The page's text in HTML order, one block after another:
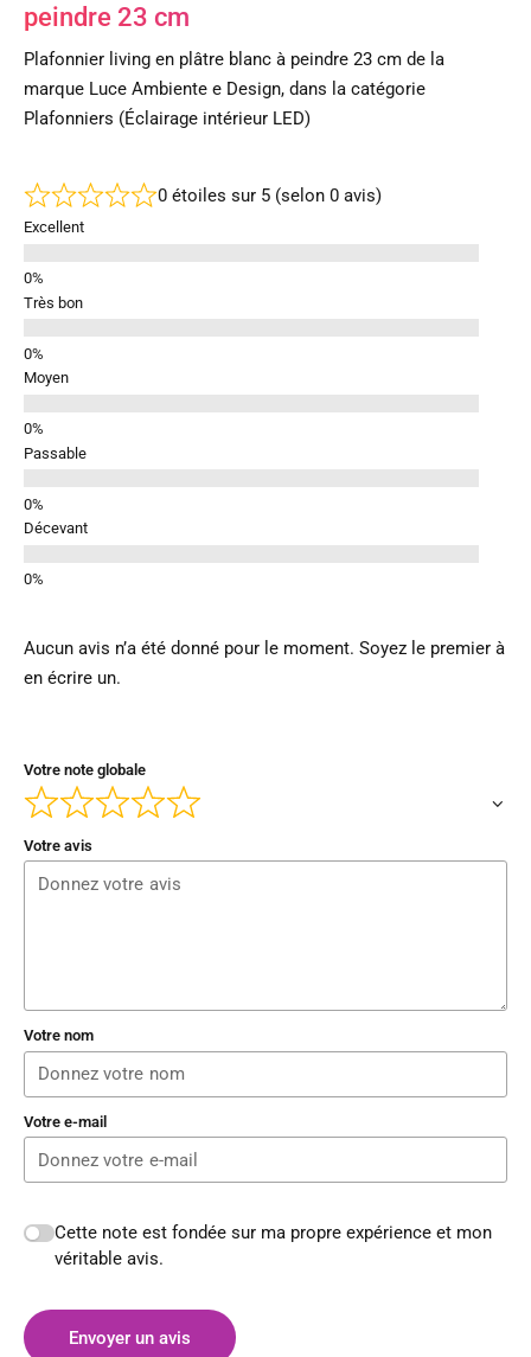
peindre 23 cm
Plafonnier living en plâtre blanc à peindre 23 cm de la
marque Luce Ambiente e Design, dans la catégorie
Plafonniers (Éclairage intérieur LED)
0 étoiles sur 5 (selon 0 avis)
Excellent
Très bon
Moyen
Passable
Décevant
Aucun avis n’a été donné pour le moment. Soyez le premier à
en écrire un.
Votre note globale
Votre avis
Votre nom
Votre e-mail
Cette note est fondée sur ma propre expérience et mon
véritable avis.
Envoyer un avis